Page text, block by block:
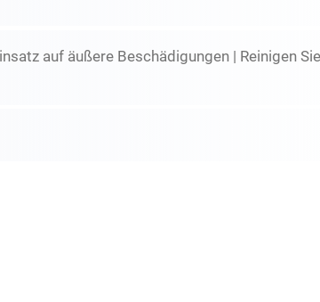
auf äußere Beschädigungen | Reinigen